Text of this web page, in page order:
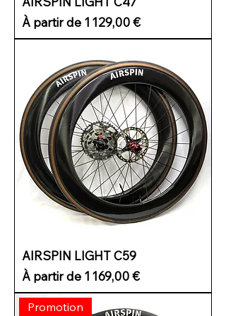
À partir de 1 129,00 €
Prix promotionnel
AIRSPIN LIGHT C59
À partir de 1 169,00 €
Prix promotionnel
Promotion